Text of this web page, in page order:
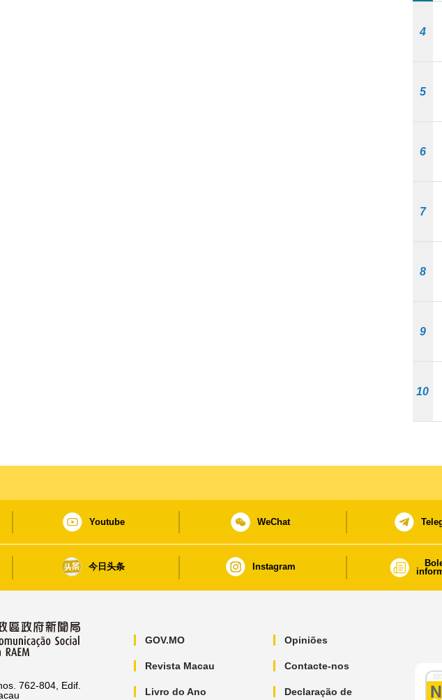
4
5
6
7
8
9
10
Youtube WeChat
今日头条 Instagram
762-804, Edif.
GOV.MO
Revista Macau
Livro do Ano
Opiniões
Contacte-nos
Declaração de